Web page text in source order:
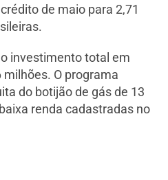
de maio para 2,71
investimento total em
milhões. O programa
do botijão de gás de 13
renda cadastradas no